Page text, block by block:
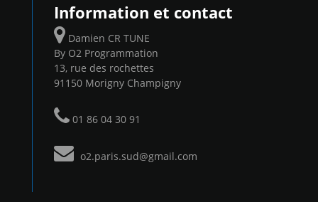
Information et contact
Damien CR TUNE
By O2 Programmation
13, rue des rochettes
91150 Morigny Champigny
01 86 04 30 91
o2.paris.sud@gmail.com